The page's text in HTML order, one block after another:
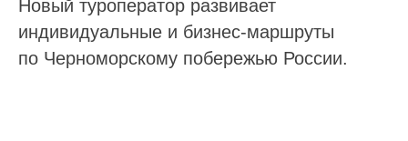
Новый туроператор развивает
индивидуальные и бизнес‑маршруты
по Черноморскому побережью России.